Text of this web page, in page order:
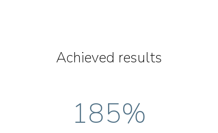
Achieved results
185%